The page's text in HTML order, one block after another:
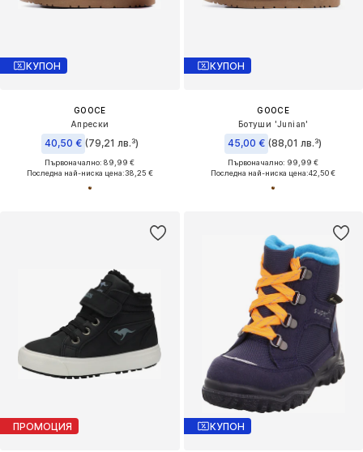
КУПОН
GOOCE
Апрески
40,50 € (79,21 лв.³)
Първоначално: 89,99 €
Последна най-ниска цена:38,25 €
КУПОН
GOOCE
Ботуши 'Junian'
45,00 € (88,01 лв.³)
Първоначално: 99,99 €
Последна най-ниска цена:42,50 €
ПРОМОЦИЯ КУПОН